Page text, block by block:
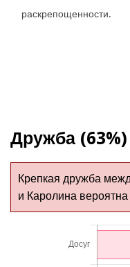
раскрепощенности.
Дружба (63%)
Крепкая дружба
и Каролина